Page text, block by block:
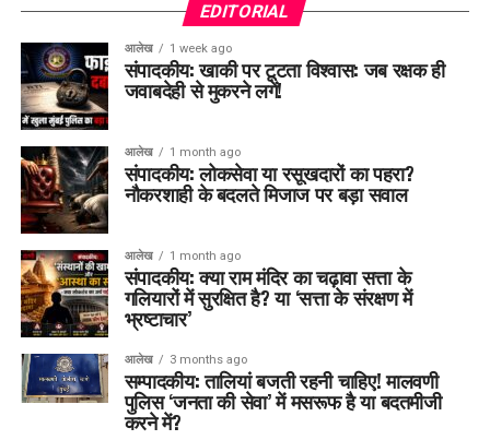
EDITORIAL
आलेख 1 week ago
संपादकीय: खाकी पर टूटता विश्वास: जब रक्षक ही
जवाबदेही से मुकरने लगें!
आलेख 1 month ago
संपादकीय: लोकसेवा या रसूखदारों का पहरा?
नौकरशाही के बदलते मिजाज पर बड़ा सवाल
आलेख 1 month ago
संपादकीय: क्या राम मंदिर का चढ़ावा सत्ता के
गलियारों में सुरक्षित है? या ‘सत्ता के संरक्षण में
भ्रष्टाचार’
आलेख 3 months ago
सम्पादकीय: तालियां बजती रहनी चाहिए! मालवणी
पुलिस ‘जनता की सेवा’ में मसरूफ है या बदतमीजी
करने में?